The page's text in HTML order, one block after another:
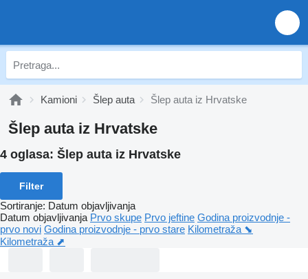
Kamioni Šlep auta Šlep auta iz Hrvatske
Šlep auta iz Hrvatske
4 oglasa: Šlep auta iz Hrvatske
Filter
Sortiranje: Datum objavljivanja
Datum objavljivanja Prvo skupe Prvo jeftine Godina proizvodnje -
prvo novi Godina proizvodnje - prvo stare Kilometraža ⬊
Kilometraža ⬈